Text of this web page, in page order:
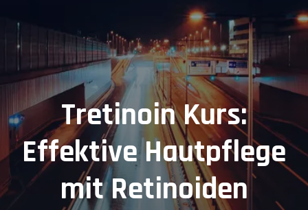
Tretinoin Kurs:
Effektive Hautpflege
mit Retinoiden